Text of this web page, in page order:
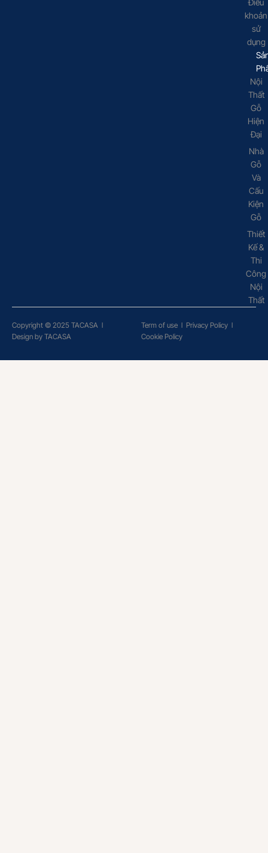
Điều
khoản
sử
dụng
Nội
Thất
Gỗ
Hiện
Đại
Nhà
Gỗ
Và
Cấu
Kiện
Gỗ
Thiết
Kế &
Thi
Công
Nội
Thất
Copyright © 2025 TACASA l
Design by TACASA
Term of use l Privacy Policy l
Cookie Policy